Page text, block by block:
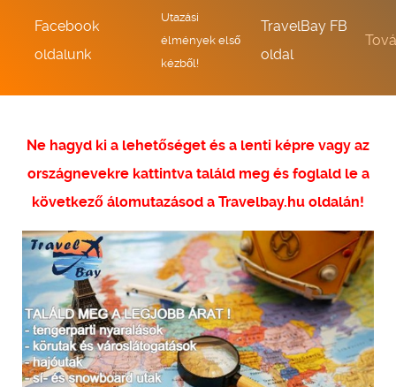
Facebook
oldalunk
Utazási
élmények első
kézből!
TravelBay FB
oldal
Ne hagyd ki a lehetőséget és a lenti képre vagy az
országnevekre kattintva találd meg és foglald le a
következő álomutazásod a Travelbay.hu oldalán!